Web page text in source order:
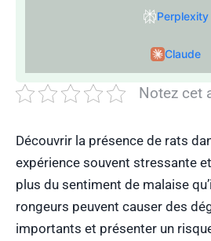
Perplexity
Claude
Notez cet
Découvrir la présence de rats
expérience souvent stressante
plus du sentiment de malaise
rongeurs peuvent causer des
importants et présenter un